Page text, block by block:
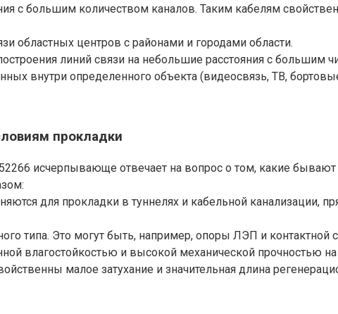
с большим количеством каналов. Таким кабелям
областных центров с районами и городами области.
линий связи на небольшие расстояния с большим
внутри определенного объекта (видеосвязь, ТВ,
прокладки
исчерпывающе отвечает на вопрос о том, какие бывают
для прокладки в туннелях и кабельной канализации,
типа. Это могут быть, например, опоры ЛЭП и контактной
влагостойкостью и высокой механической прочностью
малое затухание и значительная длина